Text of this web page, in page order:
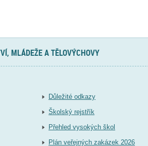
MLÁDEŽE A TĚLOVÝCHOVY
Důležité odkazy
Školský rejstřík
Přehled vysokých škol
Plán veřejných zakázek 2026